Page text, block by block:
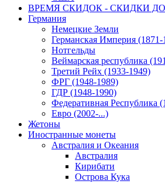
ВРЕМЯ СКИДОК - СКИДКИ ДО
Германия
Немецкие Земли
Германская Империя (1871-
Нотгельды
Веймарская республика
Третий Рейх (1933-1949)
ФРГ (1948-1989)
ГДР (1948-1990)
Федеративная Республика
Евро (2002-...)
Жетоны
Иностранные монеты
Австралия и Океания
Австралия
Кирибати
Острова Кука